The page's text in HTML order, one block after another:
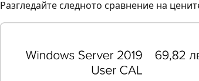
Разгледайте следното сравнение на